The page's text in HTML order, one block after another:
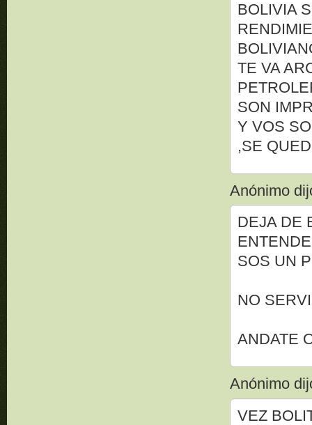
BOLIVIA
TE VA
SON
Y VOS
,SE
Anónimo
DEJA DE
SOS UN
NO
ANDATE
Anónimo
VEZ